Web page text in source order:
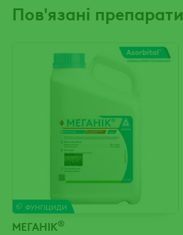
Пов'язані препарати
ФУНГІЦИДИ
МЕГАНІК®